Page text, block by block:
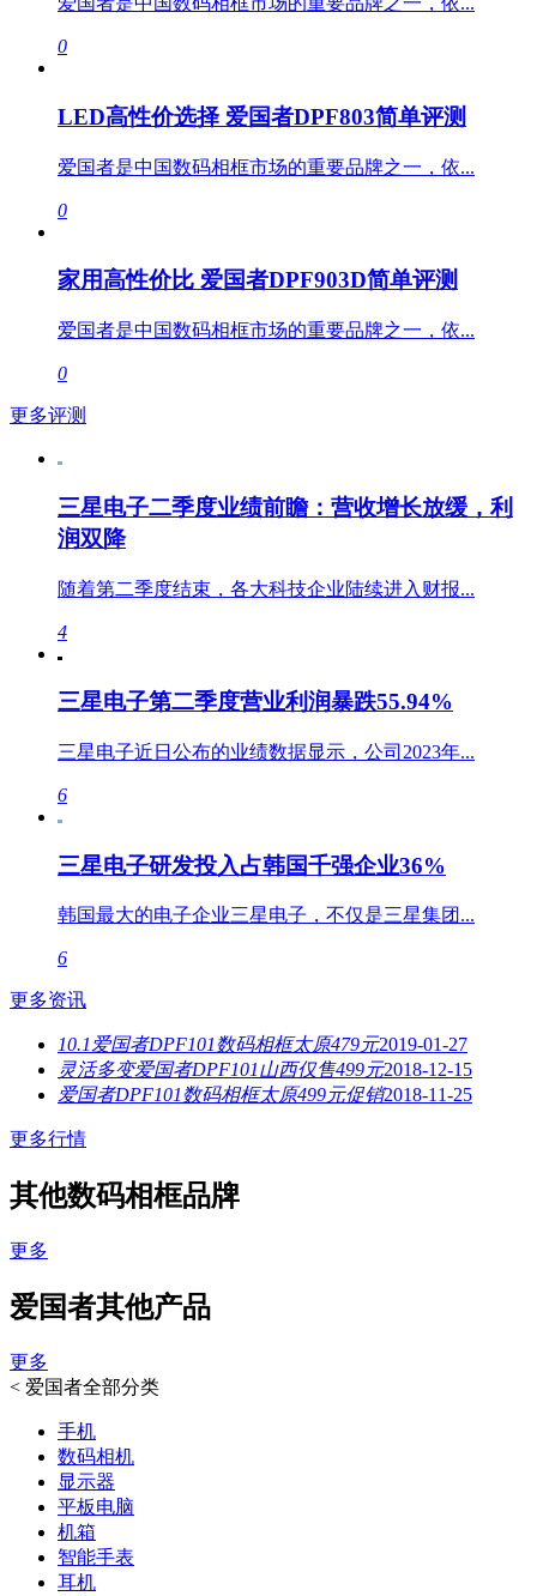
0
LED高性价选择 爱国者DPF803简单评测
爱国者是中国数码相框市场的重要品牌之一，依...
0
家用高性价比 爱国者DPF903D简单评测
爱国者是中国数码相框市场的重要品牌之一，依...
0
更多评测
三星电子二季度业绩前瞻：营收增长放缓，利
润双降
随着第二季度结束，各大科技企业陆续进入财报...
4
三星电子第二季度营业利润暴跌55.94%
三星电子近日公布的业绩数据显示，公司2023年...
6
三星电子研发投入占韩国千强企业36%
韩国最大的电子企业三星电子，不仅是三星集团...
6
更多资讯
10.1爱国者DPF101数码相框太原479元2019-01-27
灵活多变爱国者DPF101山西仅售499元2018-12-15
爱国者DPF101数码相框太原499元促销2018-11-25
更多行情
其他数码相框品牌
更多
爱国者其他产品
更多
< 爱国者全部分类
手机
数码相机
显示器
平板电脑
机箱
智能手表
耳机